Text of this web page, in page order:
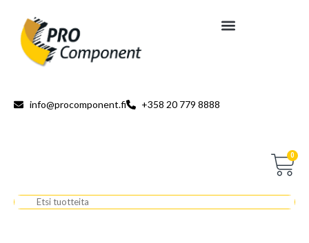
info@procomponent.fi +358 20 779 8888
0